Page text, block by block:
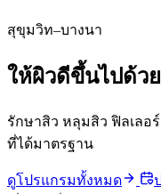
สุขุมวิท–บางนา
ให้ผิวดีขึ้นไปด้ว
รักษาสิว หลุมสิว ฟิลเลอ
ที่ได้มาตรฐาน
ดูโปรแกรมทั้งหมด